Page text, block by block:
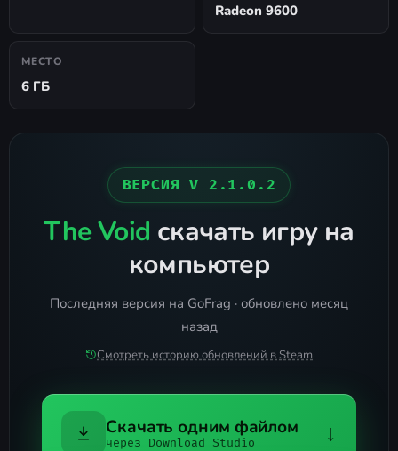
Radeon 9600
МЕСТО
6 ГБ
ВЕРСИЯ V 2.1.0.2
The Void скачать игру на
компьютер
Последняя версия на GoFrag · обновлено месяц
назад
Смотреть историю обновлений в Steam
Скачать одним файлом
через Download Studio ↓